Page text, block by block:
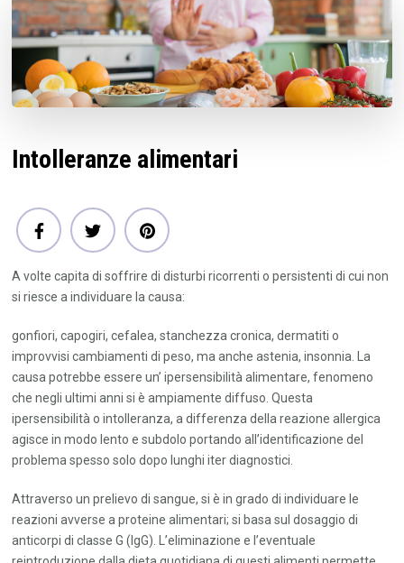
Intolleranze alimentari
A volte capita di soffrire di disturbi ricorrenti o persistenti di cui non
si riesce a individuare la causa:
gonfiori, capogiri, cefalea, stanchezza cronica, dermatiti o
improvvisi cambiamenti di peso, ma anche astenia, insonnia. La
causa potrebbe essere un’ ipersensibilità alimentare, fenomeno
che negli ultimi anni si è ampiamente diffuso. Questa
ipersensibilità o intolleranza, a differenza della reazione allergica
agisce in modo lento e subdolo portando all’identificazione del
problema spesso solo dopo lunghi iter diagnostici.
Attraverso un prelievo di sangue, si è in grado di individuare le
reazioni avverse a proteine alimentari; si basa sul dosaggio di
anticorpi di classe G (IgG). L’eliminazione e l’eventuale